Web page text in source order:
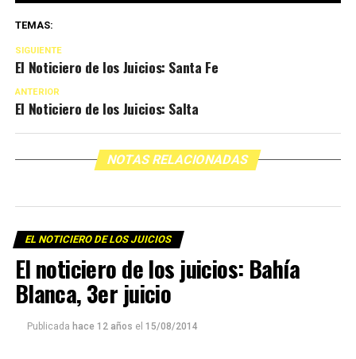
TEMAS:
SIGUIENTE
El Noticiero de los Juicios: Santa Fe
ANTERIOR
El Noticiero de los Juicios: Salta
NOTAS RELACIONADAS
EL NOTICIERO DE LOS JUICIOS
El noticiero de los juicios: Bahía
Blanca, 3er juicio
Publicada hace 12 años el 15/08/2014